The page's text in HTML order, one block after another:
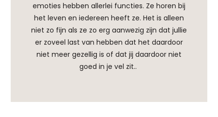
emoties hebben allerlei functies. Ze horen bij
het leven en iedereen heeft ze. Het is alleen
niet zo fijn als ze zo erg aanwezig zijn dat jullie
er zoveel last van hebben dat het daardoor
niet meer gezellig is of dat jij daardoor niet
goed in je vel zit..